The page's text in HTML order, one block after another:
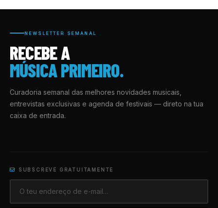
NEWSLETTER SEMANAL
RECEBE A
MÚSICA PRIMEIRO.
Curadoria semanal das melhores novidades musicais,
entrevistas exclusivas e agenda de festivais — direto na tua
caixa de entrada.
SUBSCREVE GRATUITAMENTE